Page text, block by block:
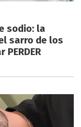
sodio: la
sarro de los